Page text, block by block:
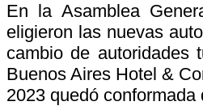
En la Asamblea
eligieron las nuevas
cambio de
Buenos Aires Hotel &
2023 quedó